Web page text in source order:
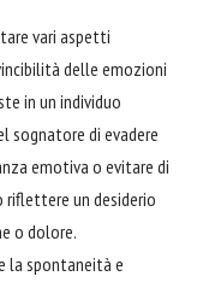
vari aspetti
delle emozioni
in un individuo
sognatore di evadere
emotiva o evitare di
riflettere un desiderio
o dolore.
la spontaneità e